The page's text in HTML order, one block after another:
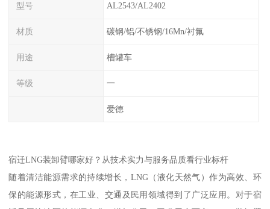
型号 AL2543/AL2402
材质 碳钢/铝/不锈钢/16Mn/衬氟
用途 槽罐车
等级 一
爱德
宿迁LNG装卸臂哪家好？从技术实力与服务品质看行业标杆
随着清洁能源需求的持续增长，LNG（液化天然气）作为高效、环
保的能源形式，在工业、交通及民用领域得到了广泛应用。对于宿